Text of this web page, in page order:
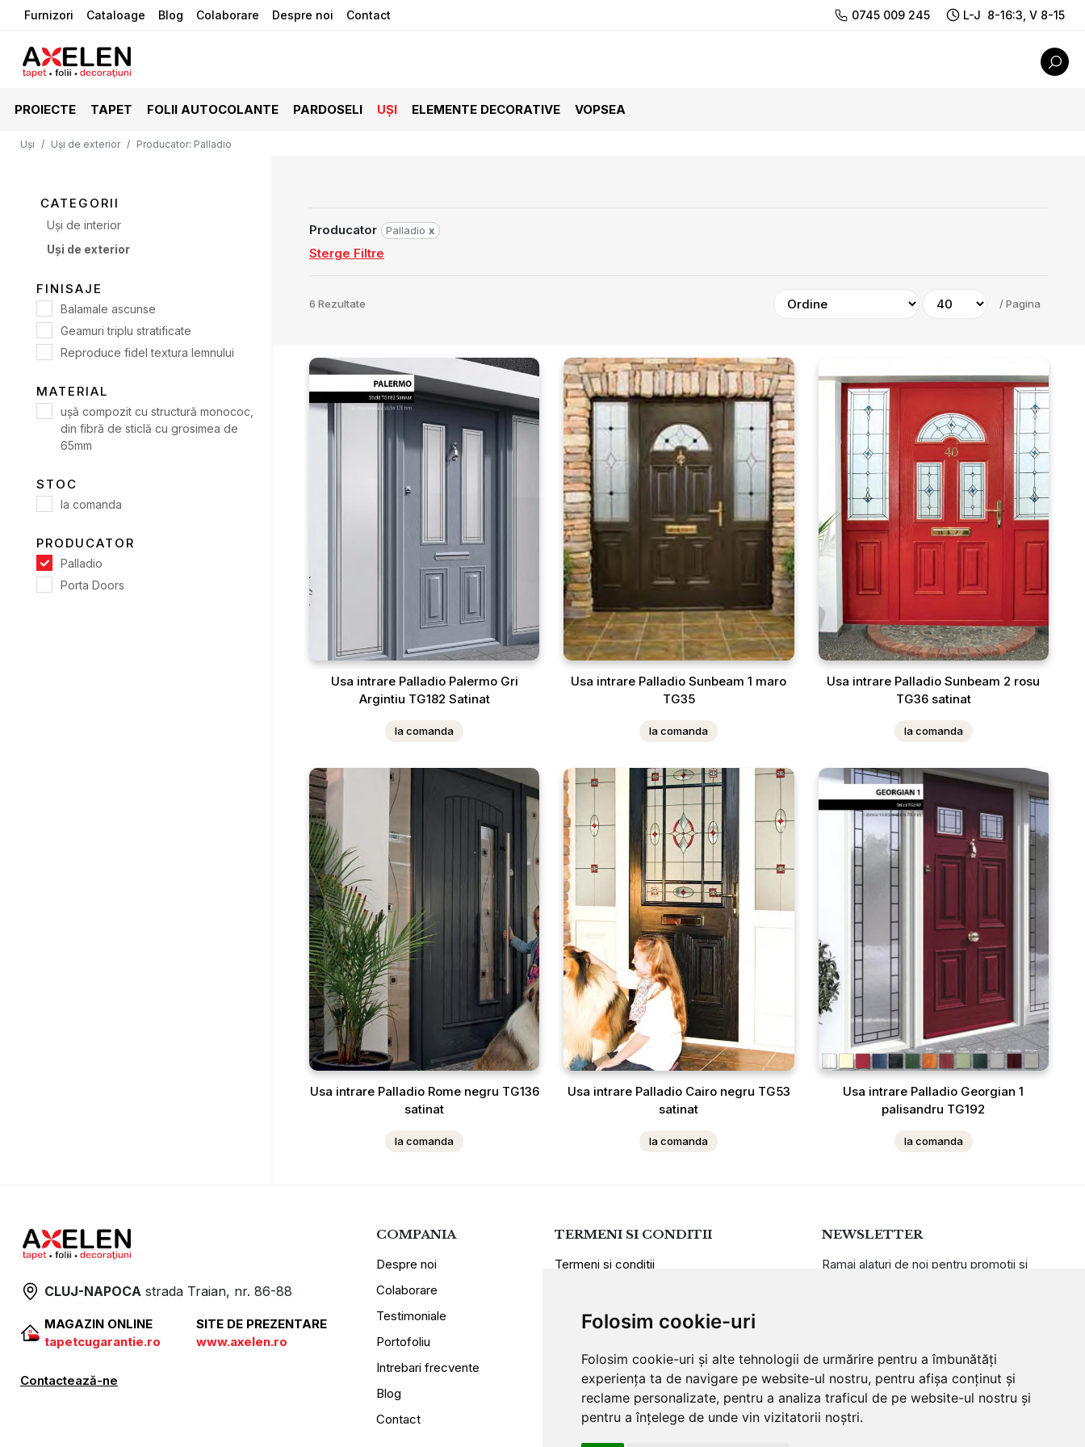
Folosim cookie-uri
Folosim cookie-uri și alte tehnologii de urmărire pentru a îmbunătăți
experiența ta de navigare pe website-ul nostru, pentru afișa conținut și
reclame personalizate, pentru a analiza traficul de pe website-ul nostru și
pentru a înțelege de unde vin vizitatorii noștri.
Furnizori Cataloage Blog Colaborare Despre noi Contact 0745 009 245 L-J 8-16:3, V 8-15
PROIECTE TAPET FOLII AUTOCOLANTE PARDOSELI UȘI ELEMENTE DECORATIVE VOPSEA
Uși Uși de exterior Producator: Palladio
CATEGORII
Uși de interior
Uși de exterior
FINISAJE
Balamale ascunse
Geamuri triplu stratificate
Reproduce fidel textura lemnului
MATERIAL
uşă compozit cu structură monococ,
din fibră de sticlă cu grosimea de
65mm
STOC
la comanda
PRODUCATOR
Palladio
Porta Doors
Producator Palladio x
Sterge Filtre
6 Rezultate /Pagina
Usa intrare Palladio Palermo Gri
Argintiu TG182 Satinat
la comanda
Usa intrare Palladio Sunbeam 1 maro
TG35
la comanda
Usa intrare Palladio Sunbeam 2 rosu
TG36 satinat
la comanda
Usa intrare Palladio Rome negru TG136
satinat
la comanda
Usa intrare Palladio Cairo negru TG53
satinat
la comanda
Usa intrare Palladio Georgian 1
palisandru TG192
la comanda
CLUJ-NAPOCA strada Traian, nr. 86-88
MAGAZIN ONLINE
tapetcugarantie.ro
SITE DE PREZENTARE
www.axelen.ro
Contactează-ne
COMPANIA
Despre noi
Colaborare
Testimoniale
Portofoliu
Intrebari frecvente
Blog
Contact
TERMENI SI CONDITII
Termeni si conditii
Sugestii si reclamatii
NEWSLETTER
Ramai alaturi de noi pentru promotii si